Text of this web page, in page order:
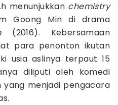
menunjukkan chemistry
Goong Min di drama
(2016). Kebersamaan
para penonton ikutan
usia aslinya terpaut 15
diliputi oleh komedi
yang menjadi pengacara